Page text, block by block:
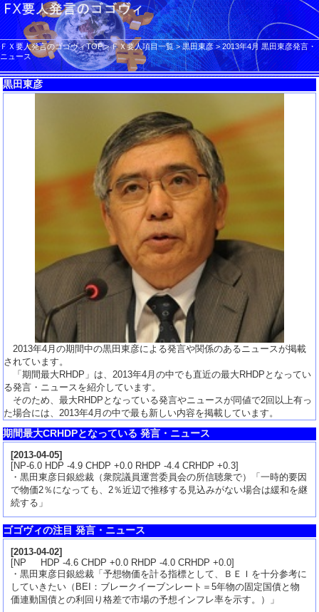
ＦＸ要人発言のゴゴヴィTOP>ＦＸ要人項目一覧>黒田東彦>2013年4月 黒田東彦発言・
ニュース
黒田東彦
2013年4月の期間中の黒田東彦による発言や関係のあるニュースが掲載
されています。
「期間最大RHDP」は、2013年4月の中でも直近の最大RHDPとなってい
る発言・ニュースを紹介しています。
そのため、最大RHDPとなっている発言やニュースが同値で2回以上有っ
た場合には、2013年4月の中で最も新しい内容を掲載しています。
期間最大CRHDPとなっている 発言・ニュース
[2013-04-05]
[NP-6.0 HDP -4.9 CHDP +0.0 RHDP -4.4 CRHDP +0.3]
・黒田東彦日銀総裁（衆院議員運営委員会の所信聴衆で）「一時的要因
で物価2％になっても、2％近辺で推移する見込みがない場合は緩和を継
続する」
ゴゴヴィの注目 発言・ニュース
[2013-04-02]
[NP HDP -4.6 CHDP +0.0 RHDP -4.0 CRHDP +0.0]
・黒田東彦日銀総裁「予想物価を計る指標として、ＢＥＩを十分参考に
していきたい（BEI：ブレークイーブンレート＝5年物の固定国債と物
価連動国債との利回り格差で市場の予想インフレ率を示す。）」